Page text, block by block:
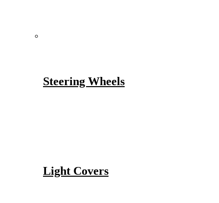
Steering Wheels
Light Covers